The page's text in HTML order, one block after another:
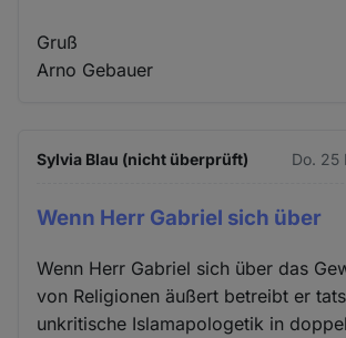
Gruß
Arno Gebauer
Sylvia Blau (nicht überprüft) Do. 25
Wenn Herr Gabriel sich über
Wenn Herr Gabriel sich über das
von Religionen äußert betreibt er
unkritische Islamapologetik in